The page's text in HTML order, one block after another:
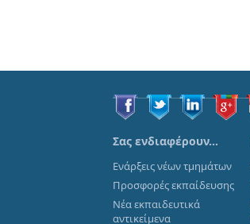
Σας ενδιαφέρουν…
Ενάρξεις νέων τμημάτων
Προσφορές εκπαίδευσης
Νέα εκπαιδευτικά
αντικείμενα